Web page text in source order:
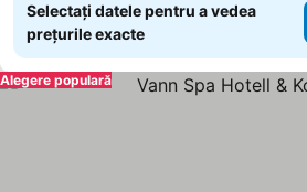
Selectați datele pentru a vedea
prețurile exacte
Alegere populară